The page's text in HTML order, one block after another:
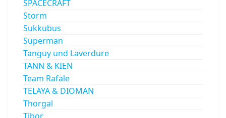
SPACECRAFT
Storm
Sukkubus
Superman
Tanguy und Laverdure
TANN & KIEN
Team Rafale
TELAYA & DIOMAN
Thorgal